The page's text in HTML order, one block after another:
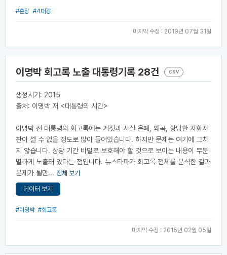
#훈장 #4대강
마지막 수정 : 2019년 07월 31일
이명박 회고록 노출 대통령기록 28건 CSV
생성시기: 2015
출처: 이명박 저 <대통령의 시간>
이명박 전 대통령의 회고록에는 거짓과 사실 은폐, 왜곡, 황당한 자화자
찬이 셀 수 없을 정도로 많이 들어있습니다. 하지만 문제는 여기에 그치
지 않습니다. 상당 기간 비밀로 보호해야 할 것으로 보이는 내용이 무분
별하게 노출돼 있다는 점입니다. 뉴스타파가 회고록 전체를 분석한 결과
문제가 될만... 전체 보기
데이터 보기
#이명박 #회고록
마지막 수정 : 2015년 02월 05일